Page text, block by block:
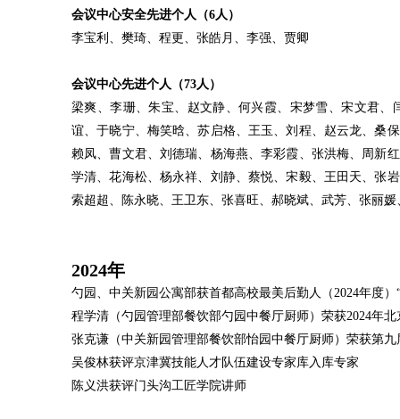
会议中心安全先进个人（6人）
李宝利、樊琦、程更、张皓月、李强、贾卿
会议中心先进个人（73人）
梁爽、李珊、朱宝、赵文静、何兴霞、宋梦雪、宋文君
谊、于晓宁、梅笑晗、苏启格、王玉、刘程、赵云龙、桑
赖凤、曹文君、刘德瑞、杨海燕、李彩霞、张洪梅、周新
学清、花海松、杨永祥、刘静、蔡悦、宋毅、王田天、张
索超超、陈永晓、王卫东、张喜旺、郝晓斌、武芳、张丽
2024年
勺园、中关新园公寓部获首都高校最美后勤人（2024年度）
程学清（勺园管理部餐饮部勺园中餐厅厨师）荣获2024年
张克谦（中关新园管理部餐饮部怡园中餐厅厨师）荣获第
吴俊林获评京津冀技能人才队伍建设专家库入库专家
陈义洪获评门头沟工匠学院讲师